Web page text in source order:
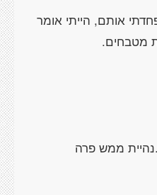
אותם, הייתי אומר
מטבחים.
ממש פרה